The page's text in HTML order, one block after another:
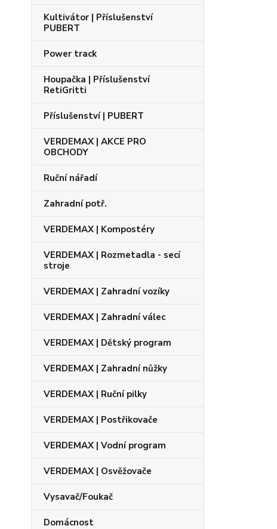
Kultivátor | Příslušenství
PUBERT
Power track
Houpačka | Příslušenství
RetiGritti
Příslušenství | PUBERT
VERDEMAX | AKCE PRO
OBCHODY
Ruční nářadí
Zahradní potř.
VERDEMAX | Kompostéry
VERDEMAX | Rozmetadla - secí
stroje
VERDEMAX | Zahradní vozíky
VERDEMAX | Zahradní válec
VERDEMAX | Dětský program
VERDEMAX | Zahradní nůžky
VERDEMAX | Ruční pilky
VERDEMAX | Postřikovače
VERDEMAX | Vodní program
VERDEMAX | Osvěžovače
Vysavač/Foukač
Domácnost